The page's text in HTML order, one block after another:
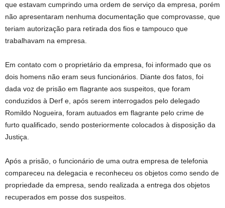
que estavam cumprindo uma ordem de serviço da empresa, porém
não apresentaram nenhuma documentação que comprovasse, que
teriam autorização para retirada dos fios e tampouco que
trabalhavam na empresa.
Em contato com o proprietário da empresa, foi informado que os
dois homens não eram seus funcionários. Diante dos fatos, foi
dada voz de prisão em flagrante aos suspeitos, que foram
conduzidos à Derf e, após serem interrogados pelo delegado
Romildo Nogueira, foram autuados em flagrante pelo crime de
furto qualificado, sendo posteriormente colocados à disposição da
Justiça.
Após a prisão, o funcionário de uma outra empresa de telefonia
compareceu na delegacia e reconheceu os objetos como sendo de
propriedade da empresa, sendo realizada a entrega dos objetos
recuperados em posse dos suspeitos.